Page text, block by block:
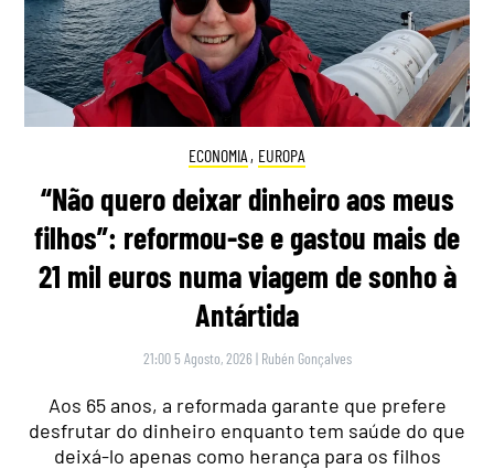
ECONOMIA , EUROPA
“Não quero deixar dinheiro aos meus
filhos”: reformou-se e gastou mais de
21 mil euros numa viagem de sonho à
Antártida
21:00 5 Agosto, 2026 | Rubén Gonçalves
Aos 65 anos, a reformada garante que prefere
desfrutar do dinheiro enquanto tem saúde do que
deixá-lo apenas como herança para os filhos